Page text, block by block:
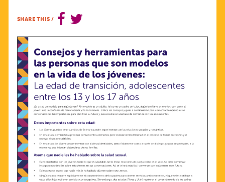
SON
MODELOS
EN
LA
VIDA
DE
LOS
SHARE THIS /